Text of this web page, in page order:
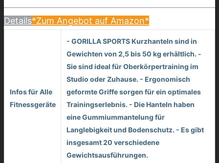
Details*Zum Angebot auf Amazon*
Infos für Alle
Fitnessgeräte
- GORILLA SPORTS Kurzhanteln sind in
Gewichten von 2,5 bis 50 kg erhältlich. -
Sie sind ideal für Oberkörpertraining im
Studio oder Zuhause. - Ergonomisch
geformte Griffe sorgen für ein optimales
Trainingserlebnis. - Die Hanteln haben
eine Gummiummantelung für
Langlebigkeit und Bodenschutz. - Es gibt
insgesamt 20 verschiedene
Gewichtsausführungen.